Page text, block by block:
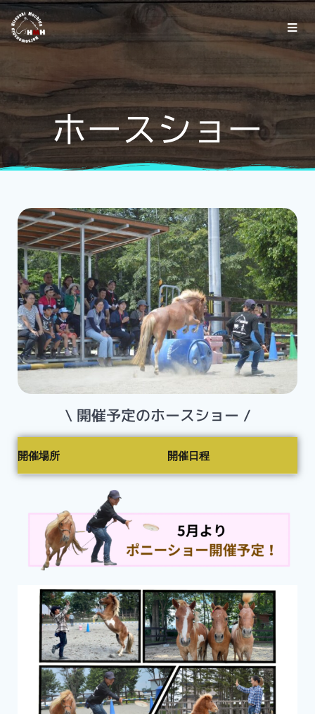
ホースショー
\ 開催予定のホースショー /
開催場所 開催日程